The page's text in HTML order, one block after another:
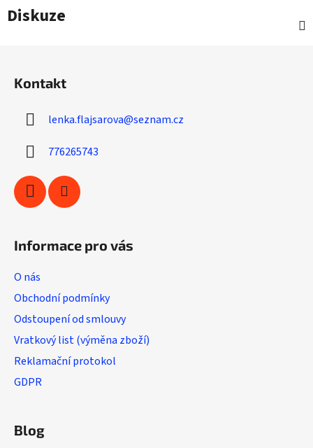
Diskuze
Kontakt
lenka.flajsarova@seznam.cz
776265743
Informace pro vás
O nás
Obchodní podmínky
Odstoupení od smlouvy
Vratkový list (výměna zboží)
Reklamační protokol
GDPR
Blog